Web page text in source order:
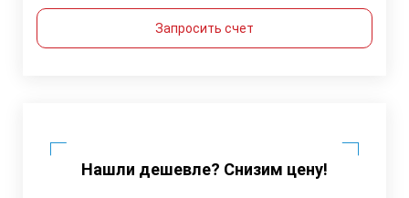
Запросить счет
Нашли дешевле? Снизим цену!